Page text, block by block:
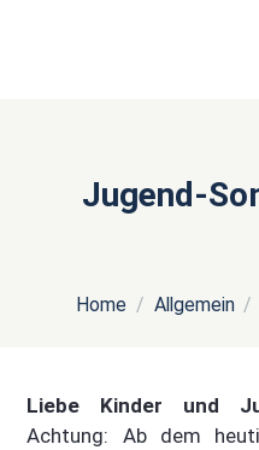
Jugend-
Home Allgemein
Liebe Kinder und
Achtung: Ab dem